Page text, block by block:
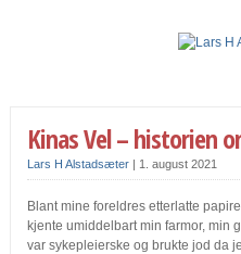
Kinas Vel – historien
Lars H Alstadsæter| 1. august 2021
Blant mine foreldres etterlatte
kjente umiddelbart min farmor, min
var sykepleierske og brukte jod da